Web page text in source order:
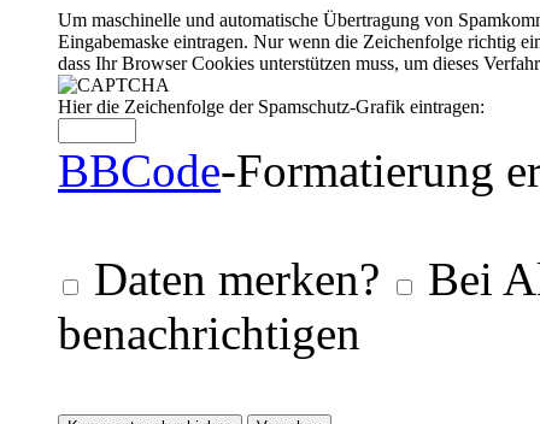
Um maschinelle und automatische Übertragung von
Eingabemaske eintragen. Nur wenn die Zeichenfolge richtig
dass Ihr Browser Cookies unterstützen muss, um dieses
Hier die Zeichenfolge der Spamschutz-Grafik eintragen:
BBCode-Formatierung
Daten merken?
Bei
benachrichtigen